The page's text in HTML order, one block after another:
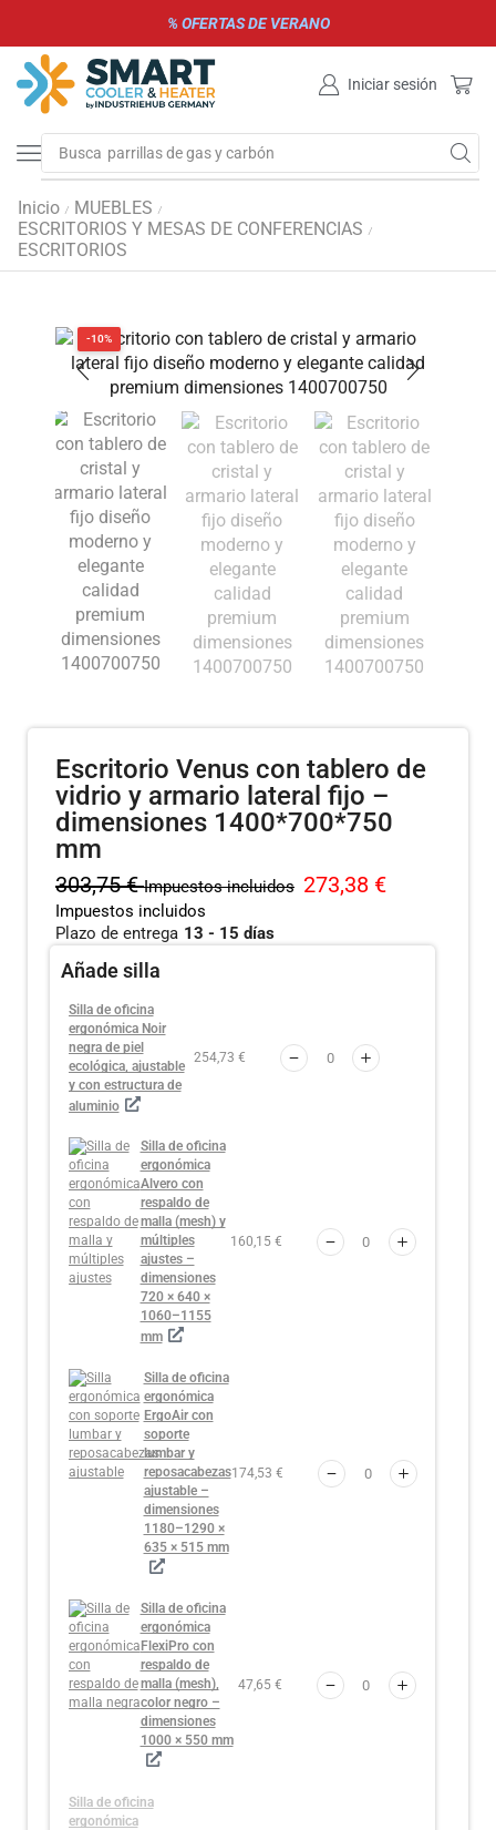
% OFERTAS DE VERANO
Iniciar sesión
Busca parrillas de gas y carbón
Inicio / MUEBLES /
ESCRITORIOS Y MESAS DE CONFERENCIAS /
ESCRITORIOS
-10%
Escritorio Venus con tablero de
vidrio y armario lateral fijo –
dimensiones 1400*700*750
mm
303,75€ Impuestos incluidos 273,38 €
Impuestos incluidos
Plazo de entrega 13 - 15 días
Añade silla
Silla de oficina
ergonómica Noir
negra de piel
ecológica, ajustable
y con estructura de
aluminio
254,73 €
Silla de oficina
ergonómica
Alvero con
respaldo de
malla (mesh) y
múltiples
ajustes –
dimensiones
720 × 640 ×
1060–1155
mm
160,15 €
Silla de oficina
ergonómica
ErgoAir con
soporte
lumbar y
reposacabezas
ajustable –
dimensiones
1180–1290 ×
635 × 515 mm
174,53 €
Silla de oficina
ergonómica
FlexiPro con
respaldo de
malla (mesh),
color negro –
dimensiones
1000 × 550 mm
47,65 €
Silla de oficina
ergonómica